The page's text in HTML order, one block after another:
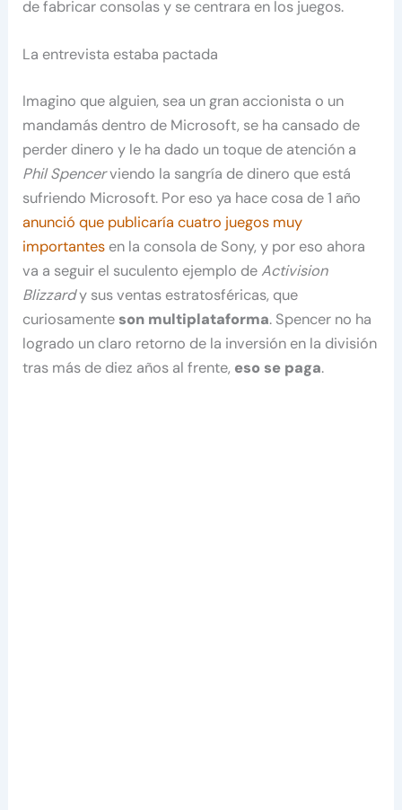
de fabricar consolas y se centrara en los juegos.
La entrevista estaba pactada
Imagino que alguien, sea un gran accionista o un
mandamás dentro de Microsoft, se ha cansado de
perder dinero y le ha dado un toque de atención a
Phil Spencerviendo la sangría de dinero que está
sufriendo Microsoft. Por eso ya hace cosa de 1 año
anunció que publicaría cuatro juegos muy
importantes en la consola de Sony, y por eso ahora
va a seguir el suculento ejemplo deActivision
Blizzardy sus ventas estratosféricas, que
curiosamenteson multiplataforma. Spencer no ha
logrado un claro retorno de la inversión en la división
tras más de diez años al frente, eso se paga.